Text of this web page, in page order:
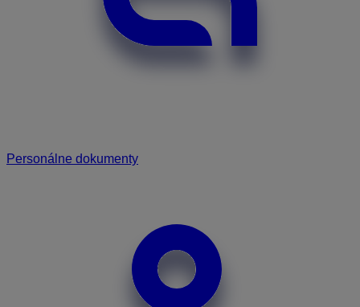
Personálne dokumenty